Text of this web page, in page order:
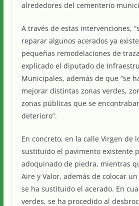
alrededores del cementerio
A través de estas intervenciones,
reparar algunos acerados ya
pequeñas remodelaciones de
explicado el diputado de
Municipales, además de que “se
mejorar distintas zonas verdes,
zonas públicas que se
deterioro”.
En concreto, en la calle Virgen de
sustituido el pavimento existente
adoquinado de piedra, mientras
Aire y Valor, además de colocar
se ha sustituido el acerado. En
verdes, se ha procedido al